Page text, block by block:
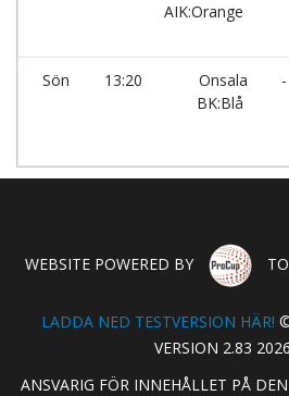
AIK:Orange
Sön 13:20
Onsala
BK:Blå
-
WEBSITE POWERED BY
LADDA NED TESTVERSION HÄR!
VERSION 2.83
ANSVARIG FÖR INNEHÅLLET PÅ